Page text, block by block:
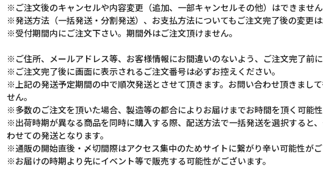
※ご注文後のキャンセルや内容変更（追加、一部キャンセルその他）はできません
※発送方法（一括発送・分割発送）、お支払方法についてもご注文完了後の変更は
※受付期間内にご注文下さい。期間外はご注文頂けません。
※ご住所、メールアドレス等、お客様情報にお間違いのないよう、ご注文完了前に
※ご注文完了後に画面に表示されるご注文番号は必ずお控えください。
※上記の発送予定期間の中で順次発送とさせて頂きます。お問い合わせ頂きまし
せん。
※多数のご注文を頂いた場合、製造等の都合によりお届けまでお時間を頂く可能性
※出荷時期が異なる商品を同時に購入する際、配送方法で一括発送を選択すると
わせての発送となります。
※通販の開始直後・〆切間際はアクセス集中のためサイトに繋がり辛い可能性がご
※お届けの時期より先にイベント等で販売する可能性がございます。